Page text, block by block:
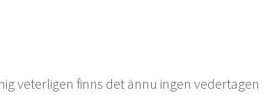
vet­erli­gen finns det ännu ingen